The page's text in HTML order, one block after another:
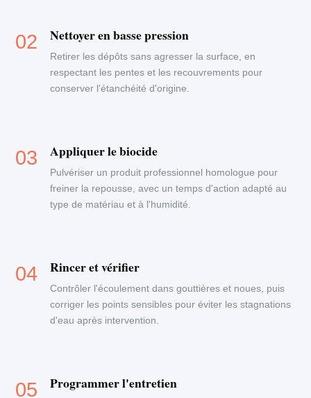
Nettoyer en basse pression
Retirer les dépôts sans agresser la surface, en
respectant les pentes et les recouvrements pour
conserver l'étanchéité d'origine.
Appliquer le biocide
Pulvériser un produit professionnel homologue pour
freiner la repousse, avec un temps d'action adapté au
type de matériau et à l'humidité.
Rincer et vérifier
Contrôler l'écoulement dans gouttières et noues, puis
corriger les points sensibles pour éviter les stagnations
d'eau après intervention.
Programmer l'entretien